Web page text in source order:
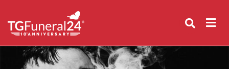
content